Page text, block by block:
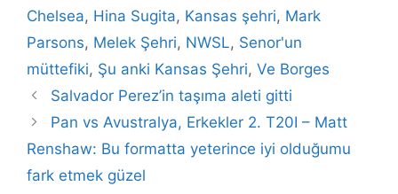
Chelsea, Hina Sugita, Kansas şehri, Mark
Parsons, Melek Şehri, NWSL, Senor'un
müttefiki, Şu anki Kansas Şehri, Ve Borges
Salvador Perez’in taşıma aleti gitti
Pan vs Avustralya, Erkekler 2. T20I – Matt
Renshaw: Bu formatta yeterince iyi olduğumu
fark etmek güzel